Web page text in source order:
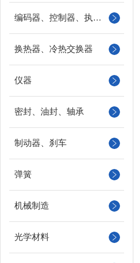
编码器、控制器、执行器
换热器、冷热交换器
仪器
密封、油封、轴承
制动器、刹车
弹簧
机械制造
光学材料